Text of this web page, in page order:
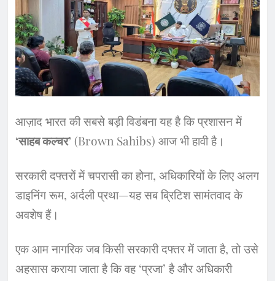
​आज़ाद भारत की सबसे बड़ी विडंबना यह है कि प्रशासन में
‘साहब कल्चर’ (Brown Sahibs) आज भी हावी है।
​सरकारी दफ्तरों में चपरासी का होना, अधिकारियों के लिए अलग
डाइनिंग रूम, अर्दली प्रथा—यह सब ब्रिटिश सामंतवाद के
अवशेष हैं।
​एक आम नागरिक जब किसी सरकारी दफ्तर में जाता है, तो उसे
अहसास कराया जाता है कि वह ‘प्रजा’ है और अधिकारी